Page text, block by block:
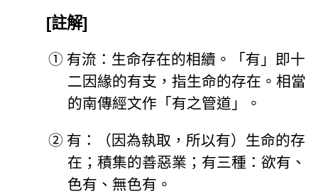
[註解]
① 有流：生命存在的相續。「有」即十
二因緣的有支，指生命的存在。相當
的南傳經文作「有之管道」。
② 有：（因為執取，所以有）生命的存
在；積集的善惡業；有三種：欲有、
色有、無色有。